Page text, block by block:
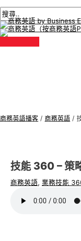
至
內
容
選
商務英語播客 / 商務英語 /
技能 360 – 策
商務英語,業務技能
文
導
航
此
輸
入。.
名
*
子
郵
件
*
商
務
英
語
搜
尋
: